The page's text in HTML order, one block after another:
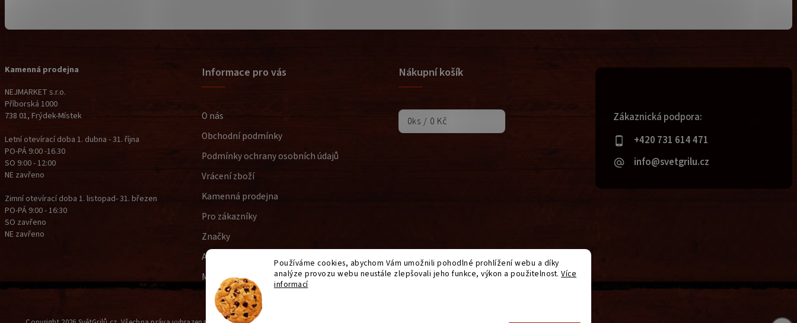
Používáme cookies, abychom Vám umožnili pohodlné prohlížení webu a díky
analýze provozu webu neustále zlepšovali jeho funkce, výkon a použitelnost. Více
informací
Zákaznická podpora:
+420 731 614 471
info@svetgrilu.cz
Kamenná prodejna
NEJMARKET s.r.o.
Příborská 1000
738 01, Frýdek-Místek
Letní otevírací doba 1. dubna - 31. října
PO-PÁ 9:00 -16.30
SO 9:00 - 12:00
NE zavřeno
Zimní otevírací doba 1. listopad- 31. březen
PO-PÁ 9:00 - 16:30
SO zavřeno
NE zavřeno
Informace pro vás
O nás
Obchodní podmínky
Podmínky ochrany osobních údajů
Vrácení zboží
Kamenná prodejna
Pro zákazníky
Značky
Aktuality a blog
Moje objednávka
Nákupní košík
0ks / 0 Kč